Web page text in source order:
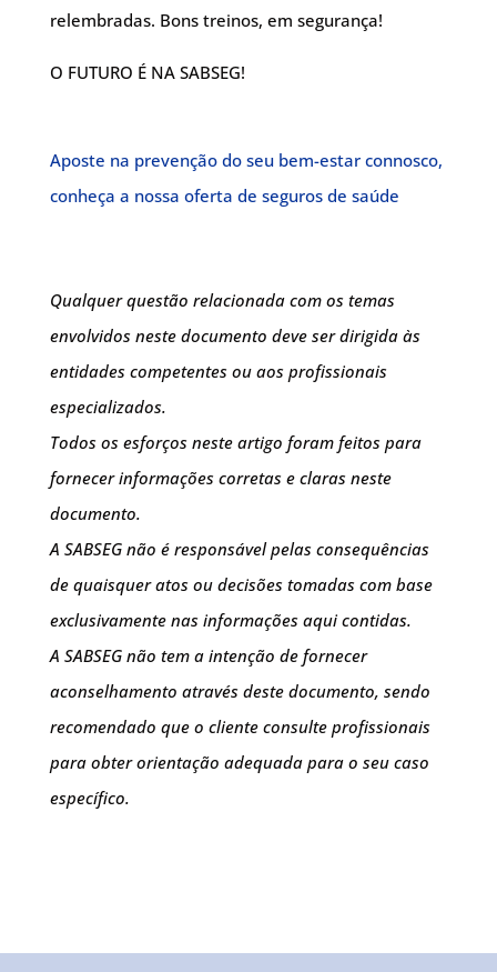
relembradas. Bons treinos, em segurança!
O FUTURO É NA SABSEG!
Aposte na prevenção do seu bem-estar connosco,
conheça a nossa oferta de seguros de saúde
Qualquer questão relacionada com os temas
envolvidos neste documento deve ser dirigida às
entidades competentes ou aos profissionais
especializados.
Todos os esforços neste artigo foram feitos para
fornecer informações corretas e claras neste
documento.
A SABSEG não é responsável pelas consequências
de quaisquer atos ou decisões tomadas com base
exclusivamente nas informações aqui contidas.
A SABSEG não tem a intenção de fornecer
aconselhamento através deste documento, sendo
recomendado que o cliente consulte profissionais
para obter orientação adequada para o seu caso
específico.